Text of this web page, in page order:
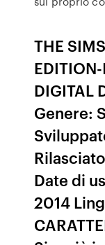
THE
DIGITAL
Genere:
Date di
2014